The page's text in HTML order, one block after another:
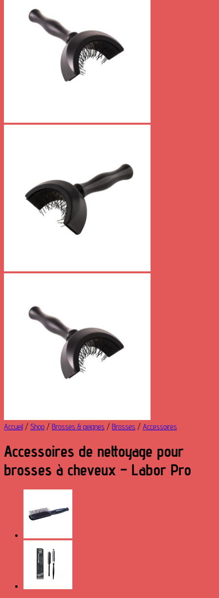
Accueil / Shop / Brosses & peignes / Brosses / Accessoires
Accessoires de nettoyage pour
brosses à cheveux – Labor Pro